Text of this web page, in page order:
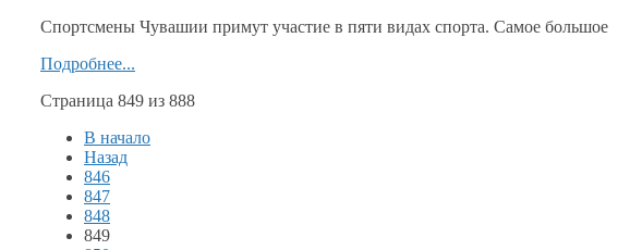
Спортсмены Чувашии примут участие в пяти видах спорта. Самое большое
Подробнее...
Страница 849 из 888
В начало
Назад
846
847
848
849